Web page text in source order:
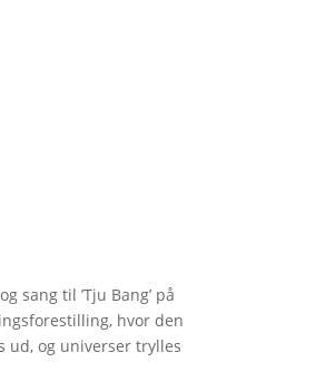
sang til ’Tju Bang’ på
hvor den
ud, og universer trylles